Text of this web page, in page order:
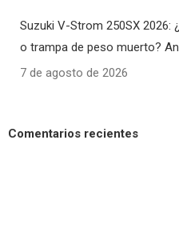
Suzuki V-Strom 250SX 2026:
o trampa de peso muerto?
7 de agosto de 2026
Comentarios recientes